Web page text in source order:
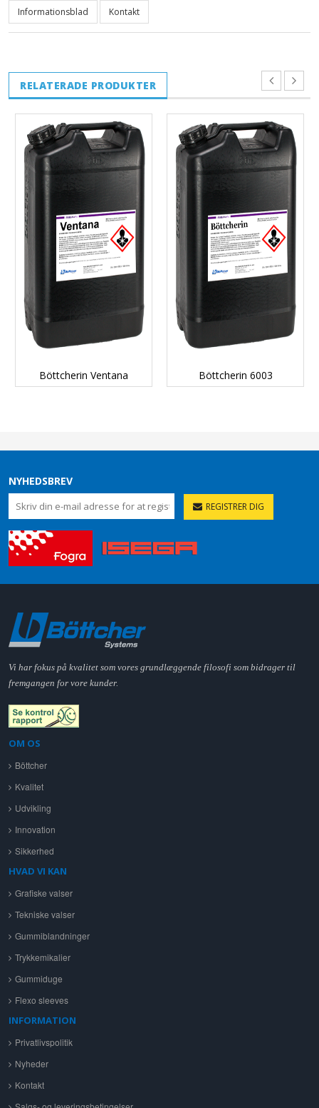
Informationsblad Kontakt
RELATERADE PRODUKTER
Böttcherin Ventana Böttcherin 6003
NYHEDSBREV
REGISTRER DIG
Vi har fokus på kvalitet som vores grundlæggende filosofi som bidrager til
fremgangen for vore kunder.
OM OS
Böttcher
Kvalitet
Udvikling
Innovation
Sikkerhed
HVAD VI KAN
Grafiske valser
Tekniske valser
Gummiblandninger
Trykkemikalier
Gummiduge
Flexo sleeves
INFORMATION
Privatlivspolitik
Nyheder
Kontakt